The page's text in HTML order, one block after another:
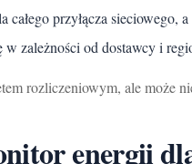
przyłącza sieciowego,
zależności od dostawcy i
rozliczeniowym, ale może
energii